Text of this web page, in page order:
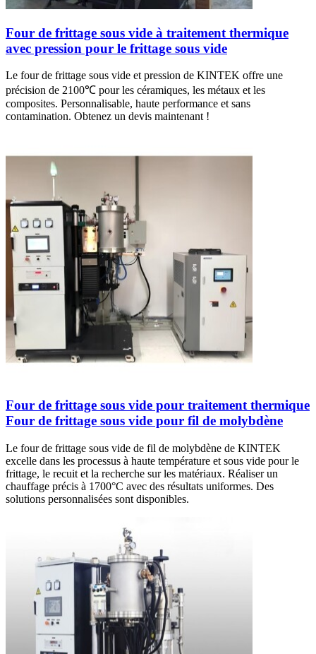
Four de frittage sous vide à traitement thermique
avec pression pour le frittage sous vide
Le four de frittage sous vide et pression de KINTEK offre une
précision de 2100℃ pour les céramiques, les métaux et les
composites. Personnalisable, haute performance et sans
contamination. Obtenez un devis maintenant !
Four de frittage sous vide pour traitement thermique
Four de frittage sous vide pour fil de molybdène
Le four de frittage sous vide de fil de molybdène de KINTEK
excelle dans les processus à haute température et sous vide pour le
frittage, le recuit et la recherche sur les matériaux. Réaliser un
chauffage précis à 1700°C avec des résultats uniformes. Des
solutions personnalisées sont disponibles.